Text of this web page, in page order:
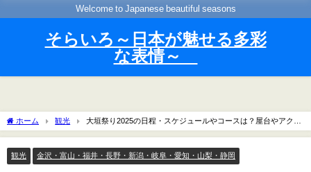
Welcome to Japanese beautiful seasons
そらいろ～日本が魅せる多彩
な表情～
ホーム 観光
大垣祭り2025の日程・スケジュールやコースは？屋台やアクセ
スや駐車場は？
観光 金沢・富山・福井・長野・新潟・岐阜・愛知・山梨・静岡